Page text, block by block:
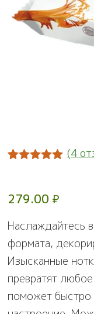
опроса
(4
279.00 ₽
Наслаждайтесь
формата,
Изысканные
превратят
поможет